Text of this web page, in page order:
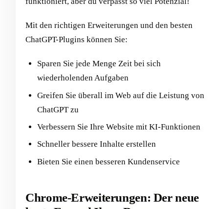
Mit den richtigen Erweiterungen und den besten
ChatGPT-Plugins können Sie:
Sparen Sie jede Menge Zeit bei sich
wiederholenden Aufgaben
Greifen Sie überall im Web auf die Leistung von
ChatGPT zu
Verbessern Sie Ihre Website mit KI-Funktionen
Schneller bessere Inhalte erstellen
Bieten Sie einen besseren Kundenservice
Chrome-Erweiterungen: Der neue